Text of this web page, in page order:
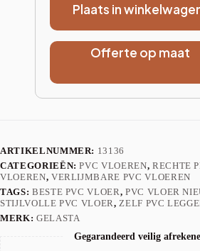
Plaats in
Offerte op maat
ARTIKELNUMMER: 13136
CATEGORIEËN:PVC VLOEREN, RECHTE
VLOEREN, VERLIJMBARE PVC VLOEREN
TAGS: BESTE PVC VLOER, PVC VLOER
STIJLVOLLE PVC VLOER, ZELF PVC
MERK: GELASTA
Gegarandeerd veilig